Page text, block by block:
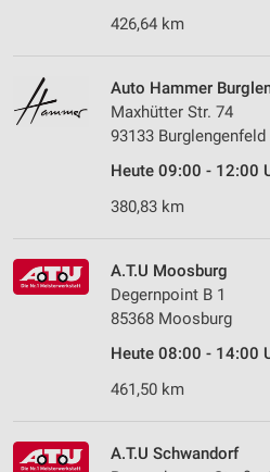
426,64 km
Auto Hammer
Maxhütter Str. 74
93133 Burglengenfeld
Heute 09:00 - 12:00
380,83 km
A.T.U Moosburg
Degernpoint B 1
85368 Moosburg
Heute 08:00 - 14:00
461,50 km
A.T.U Schwandorf